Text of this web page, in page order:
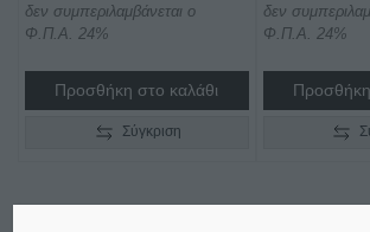
δεν συμπεριλαμβάνεται ο
Φ.Π.Α. 24%
Προσθήκη στο καλάθι
Σύγκριση
δεν
Φ.Π.Α. 24%